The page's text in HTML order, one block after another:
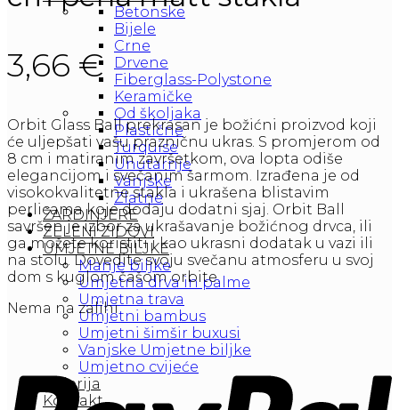
Betonske
Bijele
Crne
Drvene
Fiberglass-Polystone
Keramičke
Od školjaka
Plastične
Turquise
Unutarnje
Vanjske
Zlatne
ŽARDINJERE
ZELENI ZIDOVI
UMJETNE BILJKE
Manje biljke
Umjetna drva in palme
Umjetna trava
Umjetni bambus
Umjetni šimšir buxusi
Vanjske Umjetne biljke
Umjetno cvijeće
Galerija
Kontakt
3,66 €
Orbit Glass Ball prekrasan je božićni proizvod koji
će uljepšati vašu prazničnu ukras. S promjerom od
8 cm i matiranim završetkom, ova lopta odiše
elegancijom i svečanim šarmom. Izrađena je od
visokokvalitetne stakla i ukrašena blistavim
perlicama koje dodaju dodatni sjaj. Orbit Ball
savršen je izbor za ukrašavanje božićnog drvca, ili
ga možete koristiti i kao ukrasni dodatak u vazi ili
na stolu. Dovedite svoju svečanu atmosferu u svoj
dom s kuglom čašom orbite.
Nema na zalihi